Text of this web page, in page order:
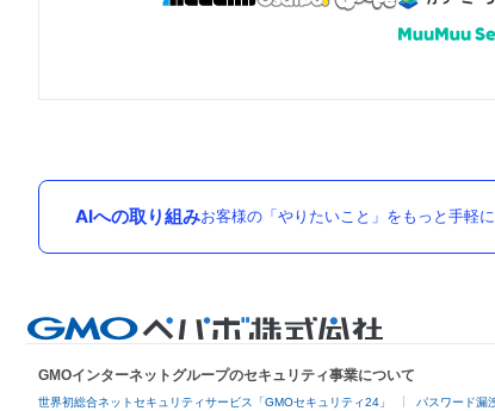
AIへの取り組みお客様の「やりたいこと」をもっと手軽
GMOインターネットグループのセキュリティ事業について
世界初総合ネットセキュリティサービス「GMOセキュリティ24」 パスワード漏